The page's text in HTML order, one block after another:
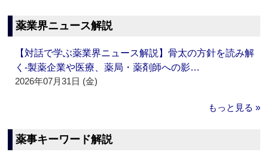
薬業界ニュース解説
【対話で学ぶ薬業界ニュース解説】骨太の方針を読み解
く‐製薬企業や医療、薬局・薬剤師への影…
2026年07月31日 (金)
もっと見る »
薬事キーワード解説